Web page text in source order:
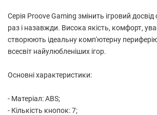
Серія Proove Gaming змінить ігровий
раз і назавжди. Висока якість, комфорт,
створюють ідеальну комп'ютерну
всесвіт найулюбленіших ігор.
Основні характеристики:
- Матеріал: ABS;
- Кількість кнопок: 7;